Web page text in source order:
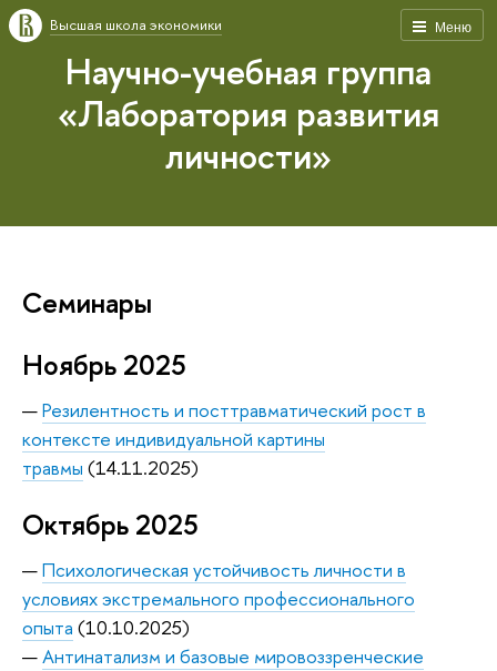
Меню
Высшая школа экономики
Научно-учебная группа
«Лаборатория развития
личности»
Семинары
Ноябрь 2025
—Резилентность и посттравматический рост в
контексте индивидуальной картины
травмы (14.11.2025)
Октябрь 2025
—Психологическая устойчивость личности в
условиях экстремального профессионального
опыта (10.10.2025)
—Антинатализм и базовые мировоззренческие